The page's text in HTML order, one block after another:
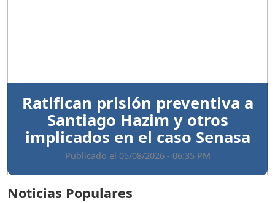
Ratifican prisión preventiva a
Santiago Hazim y otros
implicados en el caso Senasa
Publicado el 05/08/2026 - 06:35 PM
Noticias Populares